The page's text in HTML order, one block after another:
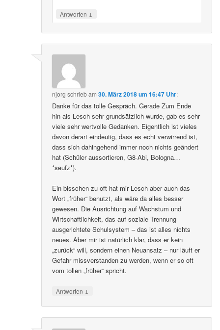
Antworten ↓
njorg schriebam30. März 2018 um 16:47 Uhr:
Danke für das tolle Gespräch. Gerade Zum Ende
hin als Lesch sehr grundsätzlich wurde, gab es sehr
viele sehr wertvolle Gedanken. Eigentlich ist vieles
davon derart eindeutig, dass es echt verwirrend ist,
dass sich dahingehend immer noch nichts geändert
hat (Schüler aussortieren, G8-Abi, Bologna…
*seufz*).
Ein bisschen zu oft hat mir Lesch aber auch das
Wort „früher“ benutzt, als wäre da alles besser
gewesen. Die Ausrichtung auf Wachstum und
Wirtschaftlichkeit, das auf soziale Trennung
ausgerichtete Schulsystem – das ist alles nichts
neues. Aber mir ist natürlich klar, dass er kein
„zurück“ will, sondern einen Neuansatz – nur läuft er
Gefahr missverstanden zu werden, wenn er so oft
vom tollen „früher“ spricht.
Antworten ↓